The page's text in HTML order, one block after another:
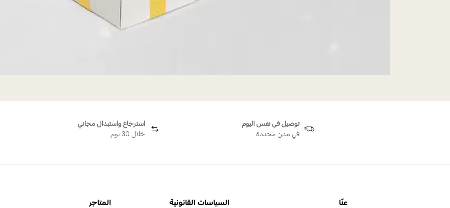
توصيل في نفس اليوم
في مدن محددة
استرجاع واستبدال مجاني
خلال 30 يوم
عنّا السياسات القانونية المتاجر